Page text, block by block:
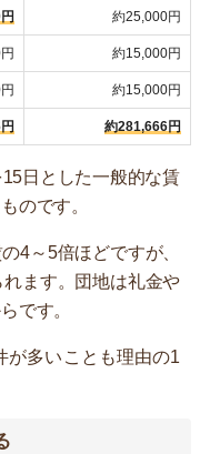
約25,000円
約15,000円
約15,000円
約281,666円
日とした一般的な賃
のです。
4～5倍ほどですが、
ます。団地は礼金や
です。
が多いことも理由の1